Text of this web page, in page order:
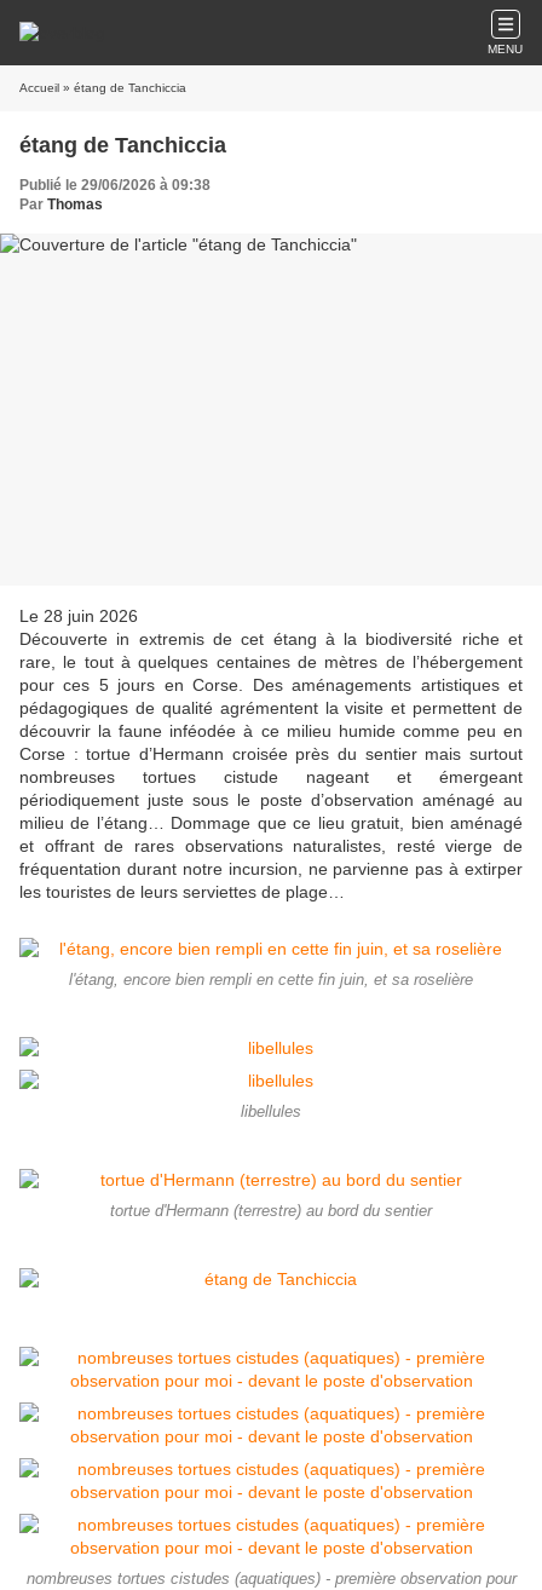
MENU
Accueil » étang de Tanchiccia
étang de Tanchiccia
Publié le 29/06/2026 à 09:38
Par Thomas
Le 28 juin 2026
Découverte in extremis de cet étang à la biodiversité riche et
rare, le tout à quelques centaines de mètres de l’hébergement
pour ces 5 jours en Corse. Des aménagements artistiques et
pédagogiques de qualité agrémentent la visite et permettent de
découvrir la faune inféodée à ce milieu humide comme peu en
Corse : tortue d’Hermann croisée près du sentier mais surtout
nombreuses tortues cistude nageant et émergeant
périodiquement juste sous le poste d’observation aménagé au
milieu de l’étang… Dommage que ce lieu gratuit, bien aménagé
et offrant de rares observations naturalistes, resté vierge de
fréquentation durant notre incursion, ne parvienne pas à extirper
les touristes de leurs serviettes de plage…
l'étang, encore bien rempli en cette fin juin, et sa roselière
libellules
tortue d'Hermann (terrestre) au bord du sentier
nombreuses tortues cistudes (aquatiques) - première observation pour